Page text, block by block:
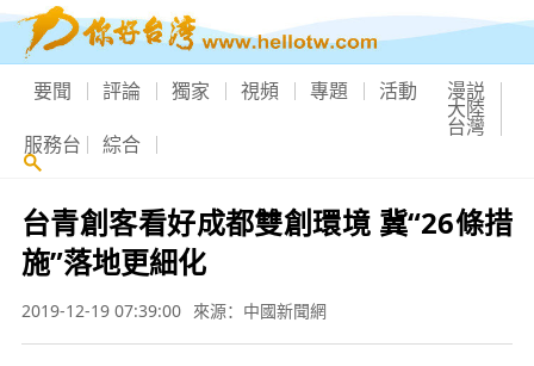
要聞 評論 獨家 視頻 專題 活動 漫説
大陸
台灣
服務台 綜合
台青創客看好成都雙創環境 冀“26條措
施”落地更細化
2019-12-19 07:39:00 來源：中國新聞網